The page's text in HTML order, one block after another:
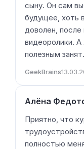
сыну. Он сам
будущее, хоть
доволен,
видеоролики.
полезным занят.
GeekBrains
Алёна
Приятно, что
полностью